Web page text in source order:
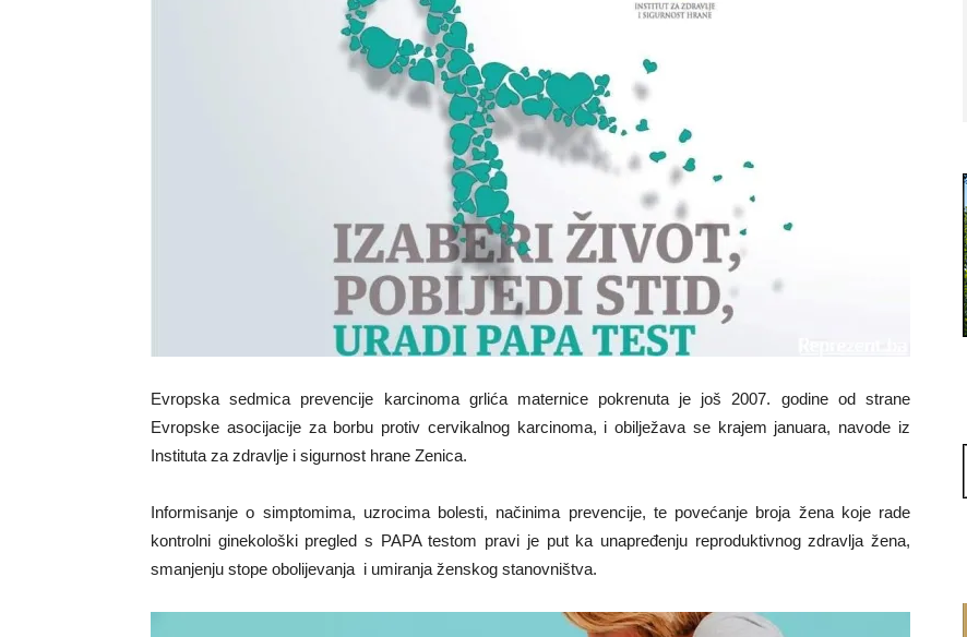
Evropska sedmica prevencije karcinoma grlića maternice pokrenuta je još 2007. godine od strane
Evropske asocijacije za borbu protiv cervikalnog karcinoma, i obilježava se krajem januara, navode iz
Instituta za zdravlje i sigurnost hrane Zenica.
Informisanje o simptomima, uzrocima bolesti, načinima prevencije, te povećanje broja žena koje rade
kontrolni ginekološki pregled s PAPA testom pravi je put ka unapređenju reproduktivnog zdravlja žena,
smanjenju stope obolijevanja i umiranja ženskog stanovništva.